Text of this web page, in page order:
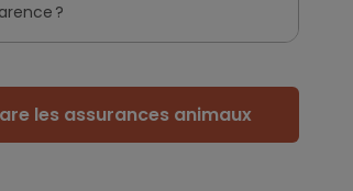
?
les assurances animaux